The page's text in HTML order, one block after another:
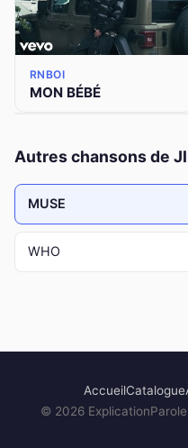
RNBOI
MON BÉBÉ
Autres chansons de
MUSE
WHO
AccueilCatalogue
© 2026